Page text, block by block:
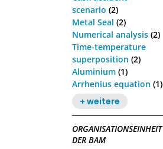
scenario (2)
Metal Seal (2)
Numerical analysis (2)
Time-temperature
superposition (2)
Aluminium (1)
Arrhenius equation (1)
+ weitere
ORGANISATIONSEINHEIT
DER BAM